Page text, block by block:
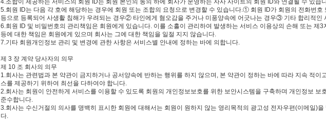
4.조합이 제공하는 서비스의 회원 ID는 회원 본인의 동의 하에 회사가 운영하는 자사 사이트의 회원 ID와 연결될 수 있습
5.회원 ID는 다음 각 호에 해당하는 경우에 회원 또는 조합의 요청으로 변경할 수 있습니다.① 회원 ID가 회원의 전화번호
등으로 등록되어 사생활 침해가 우려되는 경우② 타인에게 혐오감을 주거나 미풍양속에 어긋나는 경우③ 기타 합리적인
6.회원 ID 및 비밀번호의 관리책임은 회원에게 있습니다. 이를 소홀이 관리하여 발생하는 서비스 이용상의 손해 또는 제3
등에 대한 책임은 회원에게 있으며 회사는 그에 대한 책임을 일절 지지 않습니다.
7.기타 회원개인정보 관리 및 변경에 관한 사항은 서비스별 안내에 정하는 바에 의합니다.
제 3 장 계약 당사자의 의무
제 10 조 회사의 의무
1.회사는 관련법과 본 약관이 금지하거나 공서양속에 반하는 행위를 하지 않으며, 본 약관이 정하는 바에 따라 지속 적이
스를 제공하기 위하여 최선을 다하여야 합니다.
2.회사는 회원이 안전하게 서비스를 이용할 수 있도록 회원의 개인정보보호를 위한 보안시스템을 구축하며 개인정보 보
준수합니다.
3.회사는 수신거절의 의사를 명백히 표시한 회원에 대해서는 회원이 원하지 않는 영리목적의 광고성 전자우편(이메일)을
다.